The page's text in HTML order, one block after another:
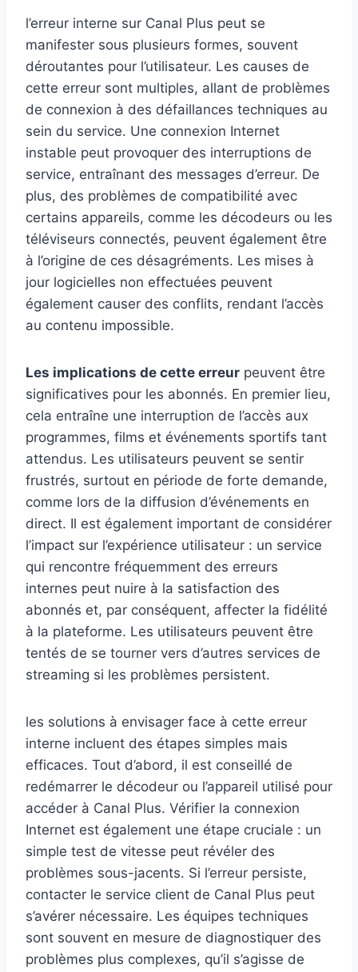
l’erreur interne sur Canal Plus peut se
manifester sous plusieurs formes, souvent
déroutantes pour l’utilisateur. Les causes de
cette erreur sont multiples, allant de problèmes
de connexion à des défaillances techniques au
sein du service. Une connexion Internet
instable peut provoquer des interruptions de
service, entraînant des messages d’erreur. De
plus, des problèmes de compatibilité avec
certains appareils, comme les décodeurs ou les
téléviseurs connectés, peuvent également être
à l’origine de ces désagréments. Les mises à
jour logicielles non effectuées peuvent
également causer des conflits, rendant l’accès
au contenu impossible.
Les implications de cette erreur peuvent être
significatives pour les abonnés. En premier lieu,
cela entraîne une interruption de l’accès aux
programmes, films et événements sportifs tant
attendus. Les utilisateurs peuvent se sentir
frustrés, surtout en période de forte demande,
comme lors de la diffusion d’événements en
direct. Il est également important de considérer
l’impact sur l’expérience utilisateur : un service
qui rencontre fréquemment des erreurs
internes peut nuire à la satisfaction des
abonnés et, par conséquent, affecter la fidélité
à la plateforme. Les utilisateurs peuvent être
tentés de se tourner vers d’autres services de
streaming si les problèmes persistent.
les solutions à envisager face à cette erreur
interne incluent des étapes simples mais
efficaces. Tout d’abord, il est conseillé de
redémarrer le décodeur ou l’appareil utilisé pour
accéder à Canal Plus. Vérifier la connexion
Internet est également une étape cruciale : un
simple test de vitesse peut révéler des
problèmes sous-jacents. Si l’erreur persiste,
contacter le service client de Canal Plus peut
s’avérer nécessaire. Les équipes techniques
sont souvent en mesure de diagnostiquer des
problèmes plus complexes, qu’il s’agisse de